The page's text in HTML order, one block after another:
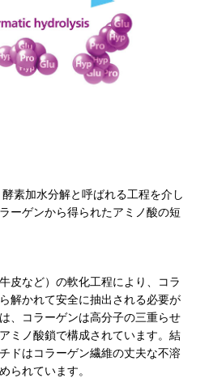
酵素加水分解と呼ばれる工程を介し
ーゲンから得られたアミノ酸の短
皮など）の軟化工程により、コラ
解かれて安全に抽出される必要が
、コラーゲンは高分子の三重らせ
ミノ酸鎖で構成されています。結
ドはコラーゲン繊維の丈夫な不溶
られています。